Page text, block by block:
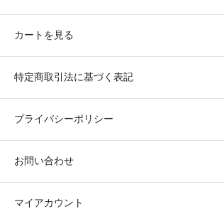
カートを見る
特定商取引法に基づく表記
プライバシーポリシー
お問い合わせ
マイアカウント